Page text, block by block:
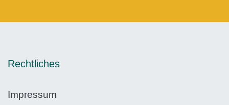
Rechtliches
Impressum